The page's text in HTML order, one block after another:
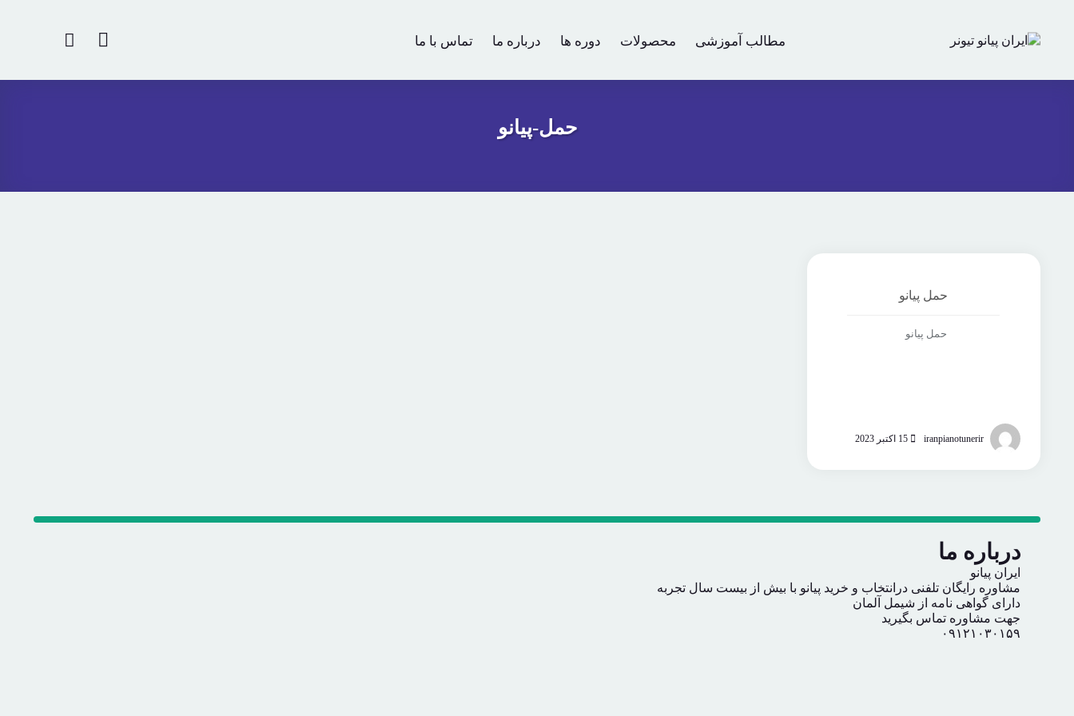
مطالب آموزشی محصولات دوره ها درباره ما تماس با ما
حمل-پیانو
حمل پیانو
حمل پیانو
iranpianotunerir
درباره ما
ایران پیانو
مشاوره رایگان تلفنی درانتخاب و خرید پیانو با بیش از بیست سال تجربه
دارای گواهی نامه از شیمل آلمان
جهت مشاوره تماس بگیرید
۰۹۱۲۱۰۳۰۱۵۹